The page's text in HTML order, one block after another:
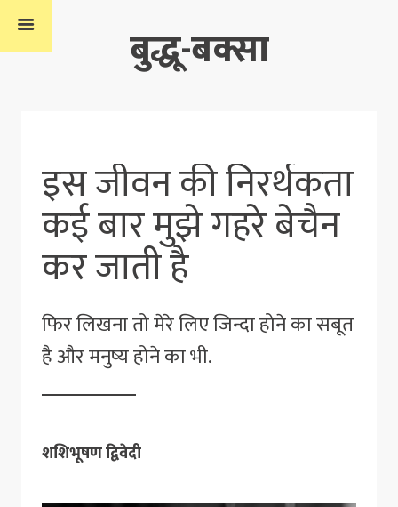
बुद्धू-बक्सा
इस जीवन की निरर्थकता
कई बार मुझे गहरे बेचैन
कर जाती है
फिर लिखना तो मेरे लिए जिन्दा होने का सबूत
है और मनुष्य होने का भी.
शशिभूषण द्विवेदी